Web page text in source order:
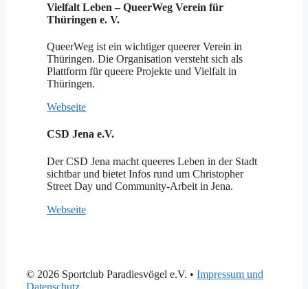
Vielfalt Leben – QueerWeg Verein für
Thüringen e. V.
QueerWeg ist ein wichtiger queerer Verein in
Thüringen. Die Organisation versteht sich als
Plattform für queere Projekte und Vielfalt in
Thüringen.
Webseite
CSD Jena e.V.
Der CSD Jena macht queeres Leben in der Stadt
sichtbar und bietet Infos rund um Christopher
Street Day und Community-Arbeit in Jena.
Webseite
© 2026 Sportclub Paradiesvögel e.V. • Impressum und
Datenschutz